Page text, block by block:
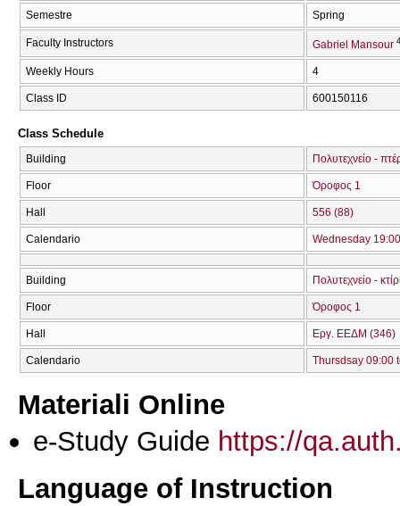
Semestre Spring
Faculty Instructors Gabriel Mansour
Weekly Hours 4
Class ID 600150116
Class Schedule
Building Πολυτεχνείο -
Floor Όροφος 1
Hall 556 (88)
Calendario Wednesday
Building Πολυτεχνείο -
Floor Όροφος 1
Hall Εργ. ΕΕΔΜ (346)
Calendario Thursdsay 09:00
Materiali Online
e-Study Guide https://
Language of Instruction